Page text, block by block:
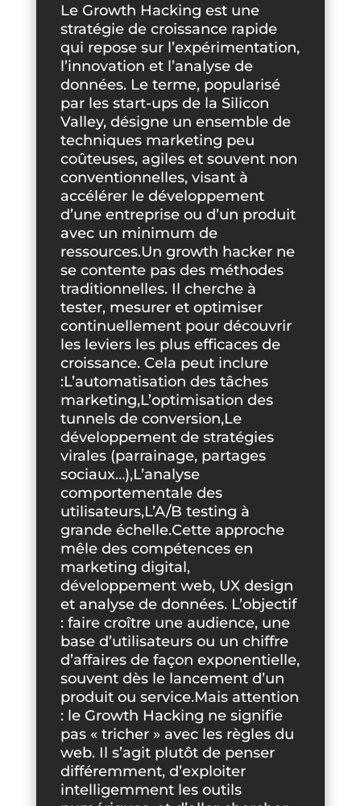
Le Growth Hacking est une
stratégie de croissance rapide
qui repose sur l’expérimentation,
l’innovation et l’analyse de
données. Le terme, popularisé
par les start-ups de la Silicon
Valley, désigne un ensemble de
techniques marketing peu
coûteuses, agiles et souvent non
conventionnelles, visant à
accélérer le développement
d’une entreprise ou d’un produit
avec un minimum de
ressources.Un growth hacker ne
se contente pas des méthodes
traditionnelles. Il cherche à
tester, mesurer et optimiser
continuellement pour découvrir
les leviers les plus efficaces de
croissance. Cela peut inclure
:L’automatisation des tâches
marketing,L’optimisation des
tunnels de conversion,Le
développement de stratégies
virales (parrainage, partages
sociaux…),L’analyse
comportementale des
utilisateurs,L’A/B testing à
grande échelle.Cette approche
mêle des compétences en
marketing digital,
développement web, UX design
et analyse de données. L’objectif
: faire croître une audience, une
base d’utilisateurs ou un chiffre
d’affaires de façon exponentielle,
souvent dès le lancement d’un
produit ou service.Mais attention
: le Growth Hacking ne signifie
pas « tricher » avec les règles du
web. Il s’agit plutôt de penser
différemment, d’exploiter
intelligemment les outils